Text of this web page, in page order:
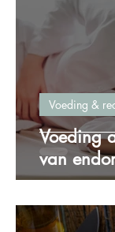
Voeding
van
Voeding &